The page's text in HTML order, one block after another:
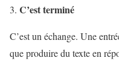
C’est terminé
C’est un échange. Une
que produire du texte en